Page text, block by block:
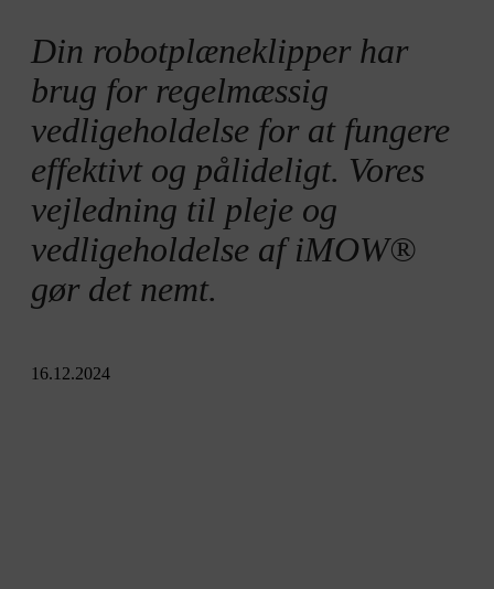
Din robotplæneklipper har
brug for regelmæssig
vedligeholdelse for at fungere
effektivt og pålideligt. Vores
vejledning til pleje og
vedligeholdelse af iMOW®
gør det nemt.
16.12.2024
Hvornår skal robotplæneklipperen serviceres?
Klargøring til vinteren
Resumé